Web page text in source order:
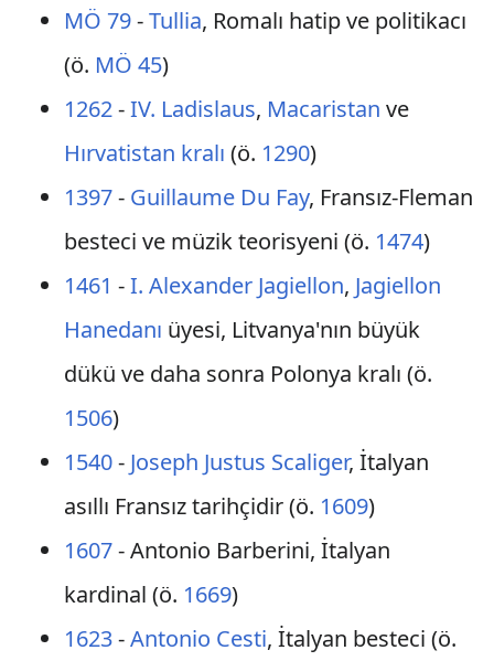
MÖ 79-Tullia, Romalı hatip ve politikacı
(ö. MÖ 45)
1262-IV. Ladislaus, Macaristan ve
Hırvatistan kralı (ö. 1290)
1397- Guillaume Du Fay, Fransız-Fleman
besteci ve müzik teorisyeni (ö. 1474)
1461 -I. Alexander Jagiellon, Jagiellon
Hanedanı üyesi, Litvanya'nın büyük
dükü ve daha sonra Polonya kralı (ö.
1506)
1540- Joseph Justus Scaliger, İtalyan
asıllı Fransız tarihçidir (ö. 1609)
1607- Antonio Barberini, İtalyan
kardinal (ö. 1669)
1623-Antonio Cesti, İtalyan besteci (ö.